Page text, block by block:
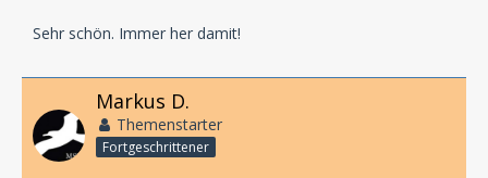
Sehr schön. Immer her damit!
Markus D.
Themenstarter
Fortgeschrittener